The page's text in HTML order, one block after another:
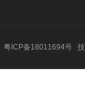
粤ICP备18011694号